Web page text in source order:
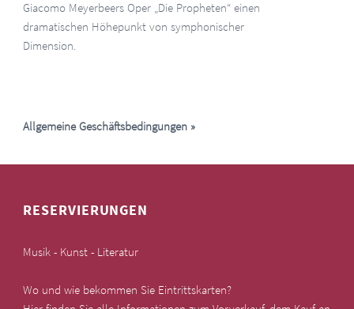
Giacomo Meyerbeers Oper „Die Propheten“ einen
dramatischen Höhepunkt von symphonischer
Dimension.
Allgemeine Geschäftsbedingungen »
RESERVIERUNGEN
Musik - Kunst - Literatur
Wo und wie bekommen Sie Eintrittskarten?